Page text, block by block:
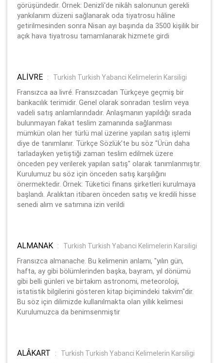
görüşündedir. Örnek: Denizli'de nikâh salonunun gerekli
yankılanım düzeni sağlanarak oda tiyatrosu hâline
getirilmesinden sonra Nisan ayı başında da 3500 kişilik bir
açık hava tiyatrosu tamamlanarak hizmete girdi
ALİVRE :
Turkish Turkish Yabanci Kelimelerin Karsiligi
Fransızca aa livré. Fransızcadan Türkçeye geçmiş bir
bankacılık terimidir. Genel olarak sonradan teslim veya
vadeli satış anlamlarındadır. Anlaşmanın yapıldığı sırada
bulunmayan fakat teslim zamanında sağlanması
mümkün olan her türlü mal üzerine yapılan satış işlemi
diye de tanımlanır. Türkçe Sözlük’te bu söz "Ürün daha
tarladayken yetiştiği zaman teslim edilmek üzere
önceden pey verilerek yapılan satış" olarak tanımlanmıştır.
Kurulumuz bu söz için önceden satış karşılığını
önermektedir. Örnek: Tüketici finans şirketleri kurulmaya
başlandı. Aralıktan itibaren önceden satış ve kredili hisse
senedi alım ve satımına izin verildi
ALMANAK :
Turkish Turkish Yabanci Kelimelerin Karsiligi
Fransızca almanache. Bu kelimenin anlamı, "yılın gün,
hafta, ay gibi bölümlerinden başka, bayram, yıl dönümü
gibi belli günleri ve birtakım astronomi, meteoroloji,
istatistik bilgilerini gösteren kitap biçimindeki takvim"dir.
Bu söz için dilimizde kullanılmakta olan yıllık kelimesi
Kurulumuzca da benimsenmiştir
ALÂKART :
Turkish Turkish Yabanci Kelimelerin Karsiligi